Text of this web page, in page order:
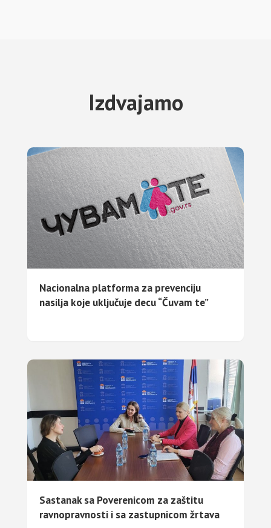
Izdvajamo
Nacionalna platforma za prevenciju
nasilja koje uključuje decu “Čuvam te”
Sastanak sa Poverenicom za zaštitu
ravnopravnosti i sa zastupnicom žrtava